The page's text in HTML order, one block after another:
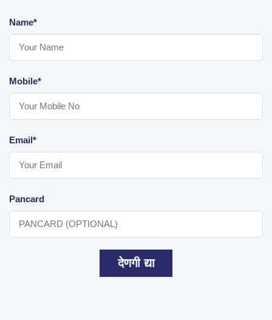
Name*
Mobile*
Email*
Pancard
देणगी द्या